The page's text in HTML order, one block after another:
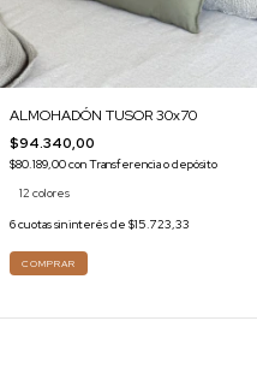
ALMOHADÓN TUSOR 30x70
$94.340,00
$80.189,00conTransferencia o depósito
12 colores
6cuotas sin interés de $15.723,33
COMPRAR